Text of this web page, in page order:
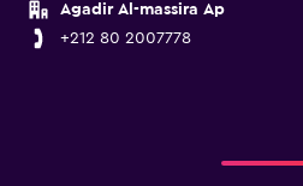
Agadir Al-massira Ap
+212 80 2007778